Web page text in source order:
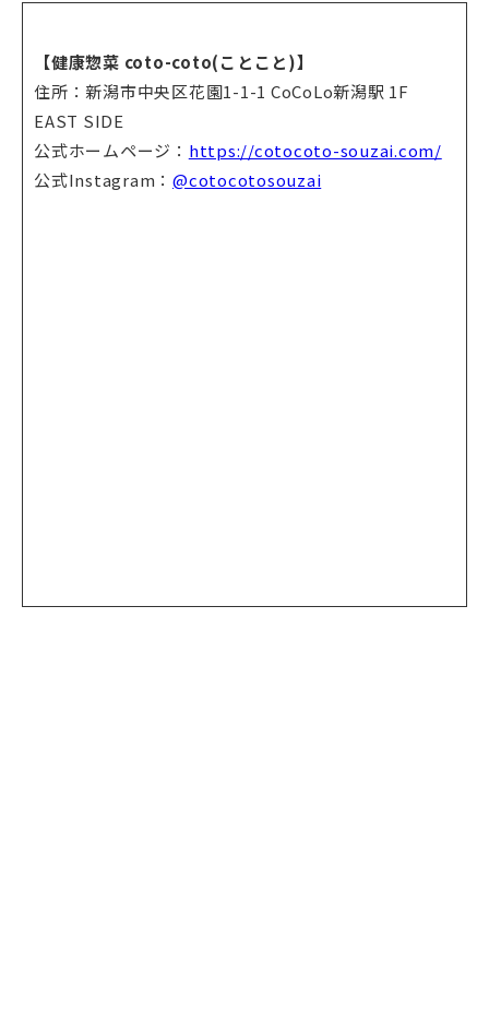
【健康惣菜 coto-coto(ことこと)】
住所：新潟市中央区花園1-1-1 CoCoLo新潟駅 1F
EAST SIDE
公式ホームページ： https://cotocoto-souzai.com/
公式Instagram： @cotocotosouzai